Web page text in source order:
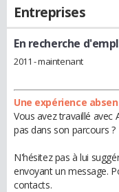
Entreprises
En recherche
2011 - maintenant
Une expérience
Vous avez travaillé avec
pas dans son parcours ?
N'hésitez pas à lui
envoyant un message.
contacts.